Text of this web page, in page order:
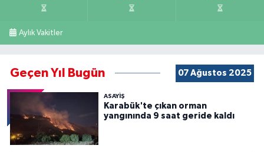
Aylık Vakitler
Geçen Yıl Bugün 07 Ağustos 2025
ASAYİŞ
Karabük'te çıkan orman
yangınında 9 saat geride kaldı